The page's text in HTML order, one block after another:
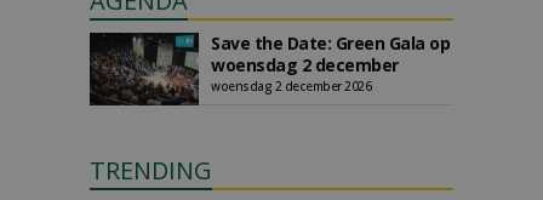
Save the Date: Green Gala op
woensdag 2 december
woensdag 2 december 2026
TRENDING